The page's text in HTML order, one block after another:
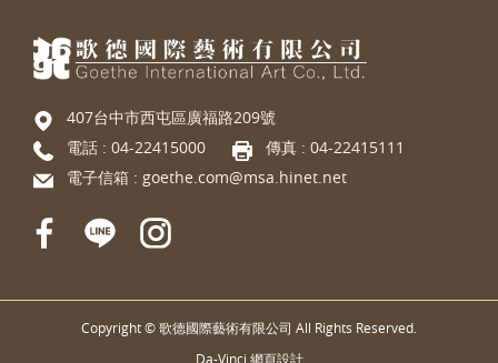
407台中市西屯區廣福路209號
電話 : 04-22415000
傳真 : 04-22415111
電子信箱 : goethe.com@msa.hinet.net
Copyright © 歌德國際藝術有限公司 All Rights Reserved.
Da-Vinci 網頁設計